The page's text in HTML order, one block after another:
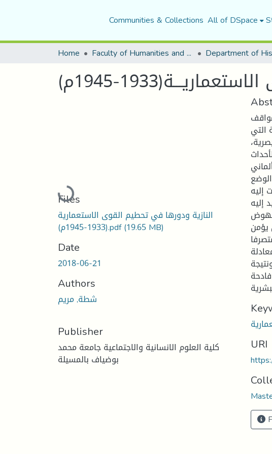
Communities & Collections All of DSpace
Home Faculty of Humanities and Social Sciences Department of
1945م)
Loading...
Files
النازية ودورها في تحطيم القوى الاستعمارية
(1933-1945م).pdf(19.65 MB)
Date
2018-06-21
Authors
شطة, مريم
Publisher
كلية العلوم الانسانية والاجتماعية جامعة محمد
بوضياف بالمسيلة
التي
إليه.
إليه
يؤمن
URI